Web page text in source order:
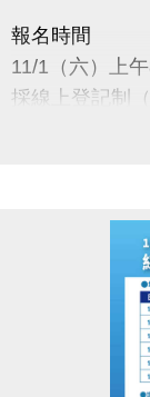
承租權限限本
讓你的愛車在
報名時間
11/1（六）上
採線上登記制
於本中心會議
抽籤結果公布
11/28（五）下
公布於：1樓